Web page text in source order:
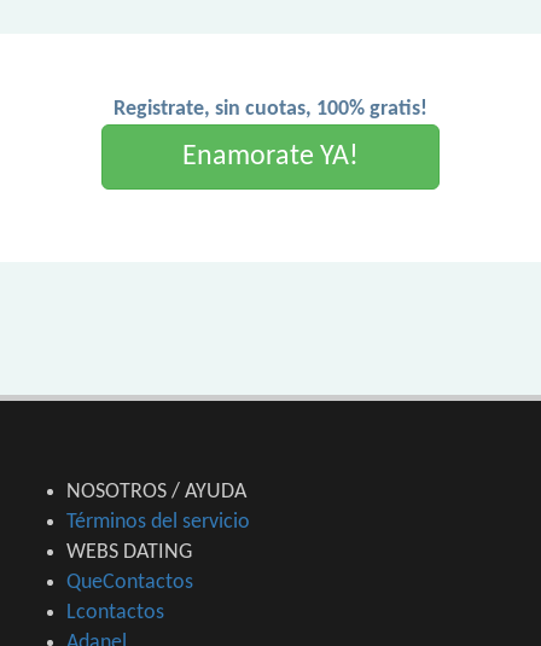
Registrate, sin cuotas, 100% gratis!
Enamorate YA!
NOSOTROS / AYUDA
Términos del servicio
WEBS DATING
QueContactos
Lcontactos